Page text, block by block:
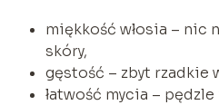
miękkość włosia – nic
skóry,
gęstość – zbyt rzadkie
łatwość mycia –